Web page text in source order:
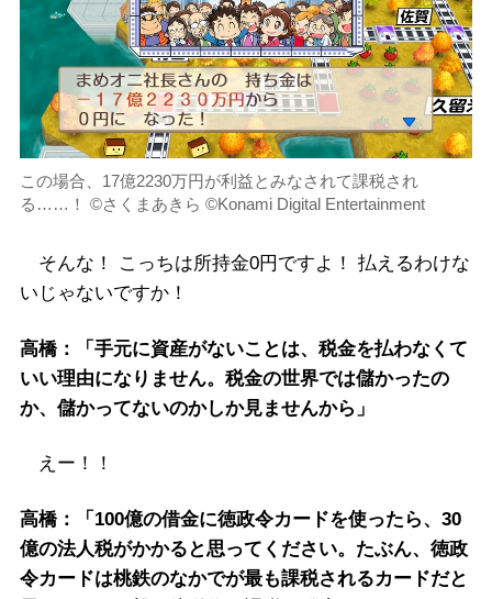
この場合、17億2230万円が利益とみなされて課税され
る……！ ©さくまあきら ©Konami Digital Entertainment
そんな！ こっちは所持金0円ですよ！ 払えるわけな
いじゃないですか！
高橋：「手元に資産がないことは、税金を払わなくて
いい理由になりません。税金の世界では儲かったの
か、儲かってないのかしか見ませんから」
えー！！
高橋：「100億の借金に徳政令カードを使ったら、30
億の法人税がかかると思ってください。たぶん、徳政
令カードは桃鉄のなかでが最も課税されるカードだと